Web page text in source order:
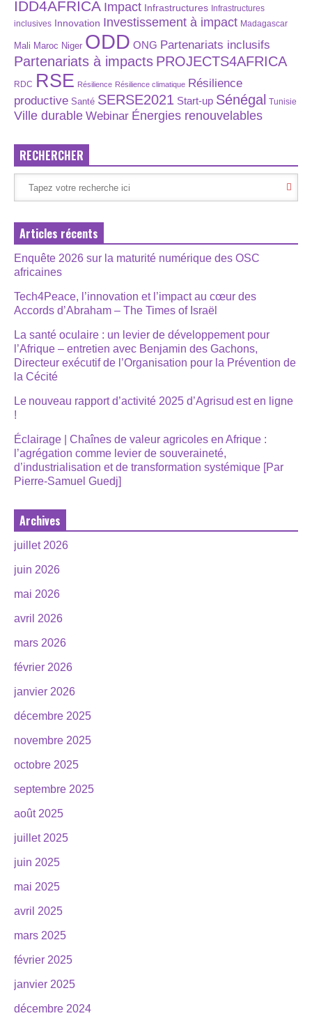
IDD4AFRICA Impact Infrastructures Infrastructures
inclusives Innovation Investissement à impact Madagascar
Mali Maroc Niger ODD ONG Partenariats inclusifs
Partenariats à impacts PROJECTS4AFRICA
RDC RSE Résilience Résilience climatique Résilience
productive Santé SERSE2021 Start-up Sénégal Tunisie
Ville durable Webinar Énergies renouvelables
RECHERCHER
Articles récents
Enquête 2026 sur la maturité numérique des OSC
africaines
Tech4Peace, l’innovation et l’impact au cœur des
Accords d’Abraham – The Times of Israël
La santé oculaire : un levier de développement pour
l’Afrique – entretien avec Benjamin des Gachons,
Directeur exécutif de l’Organisation pour la Prévention de
la Cécité
Le nouveau rapport d’activité 2025 d’Agrisud est en ligne
!
Éclairage | Chaînes de valeur agricoles en Afrique :
l’agrégation comme levier de souveraineté,
d’industrialisation et de transformation systémique [Par
Pierre-Samuel Guedj]
Archives
juillet 2026
juin 2026
mai 2026
avril 2026
mars 2026
février 2026
janvier 2026
décembre 2025
novembre 2025
octobre 2025
septembre 2025
août 2025
juillet 2025
juin 2025
mai 2025
avril 2025
mars 2025
février 2025
janvier 2025
décembre 2024